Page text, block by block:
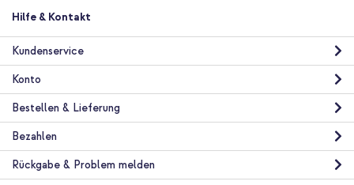
Hilfe & Kontakt
Kundenservice
Konto
Bestellen & Lieferung
Bezahlen
Rückgabe & Problem melden